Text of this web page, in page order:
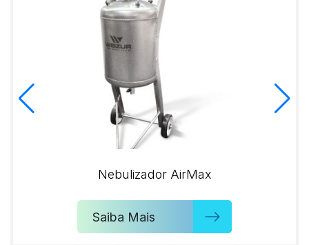
Nebulizador AirMax
Saiba Mais